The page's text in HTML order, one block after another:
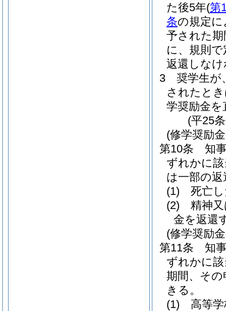
た後5年(第
条の規定
予された
に、規則
返還しな
3
奨学生が
されたと
学奨励金
(平25
(修学奨励
第10条
知
ずれかに
は一部の
(1)
死亡
(2)
精神
金を返還
(修学奨励
第11条
知
ずれかに
期間、そ
きる。
(1)
高等